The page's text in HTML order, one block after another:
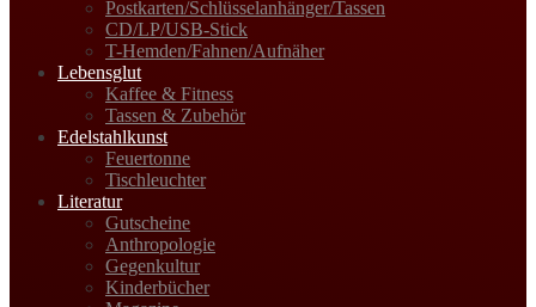
Postkarten/Schlüsselanhänger/Tassen
CD/LP/USB-Stick
T-Hemden/Fahnen/Aufnäher
Lebensglut
Kaffee & Fitness
Tassen & Zubehör
Edelstahlkunst
Feuertonne
Tischleuchter
Literatur
Gutscheine
Anthropologie
Gegenkultur
Kinderbücher